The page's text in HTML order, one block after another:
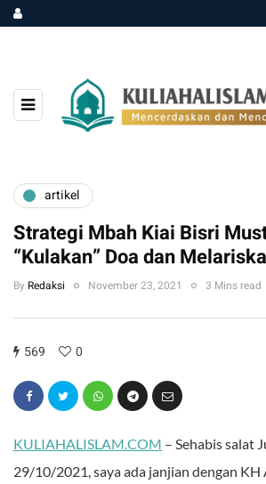
artikel
Strategi Mbah Kiai Bisri
“Kulakan” Doa dan
By Redaksi November 23, 2021 3 Mins read
569 0
KULIAHALISLAM.COM – Sehabis salat
29/10/2021, saya ada janjian dengan